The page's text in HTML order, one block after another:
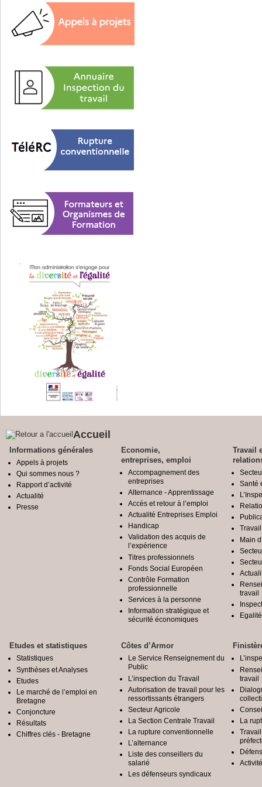
Accueil
Informations générales
Appels à projets
Qui sommes nous ?
Rapport d’activité
Actualité
Presse
Economie,
entreprises, emploi
Accompagnement des
entreprises
Alternance - Apprentissage
Accès et retour à l’emploi
Actualité Entreprises Emploi
Handicap
Validation des acquis de
l’expérience
Titres professionnels
Fonds Social Européen
Contrôle Formation
professionnelle
Services à la personne
Information stratégique et
sécurité économiques
Travail
Santé
Main
travail
Etudes et statistiques
Statistiques
Synthèses et Analyses
Etudes
Le marché de l’emploi en
Bretagne
Conjoncture
Résultats
Chiffres clés - Bretagne
Côtes d’Armor
Le Service Renseignement du
Public
L’inspection du Travail
Autorisation de travail pour les
ressortissants étrangers
Secteur Agricole
La Section Centrale Travail
La rupture conventionnelle
L’alternance
Liste des conseillers du
salarié
Les défenseurs syndicaux
travail
La